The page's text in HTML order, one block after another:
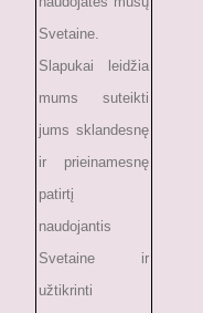
Svetaine.
Slapukai leidžia
mums suteikti
jums sklandesnę
ir prieinamesnę
patirtį
naudojantis
Svetaine ir
užtikrinti